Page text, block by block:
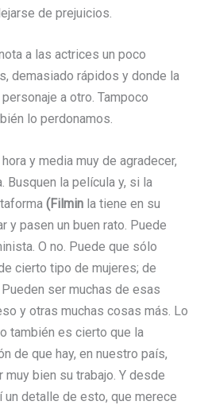
de prejuicios.
a las actrices un poco
demasiado rápidos y donde la
a otro. Tampoco
lo perdonamos.
y media muy de agradecer,
Busquen la película y, si la
(Filmin la tiene en su
y pasen un buen rato. Puede
O no. Puede que sólo
cierto tipo de mujeres; de
ser muchas de esas
y otras muchas cosas más. Lo
también es cierto que la
de que hay, en nuestro país,
muy bien su trabajo. Y desde
un detalle de esto, que merece